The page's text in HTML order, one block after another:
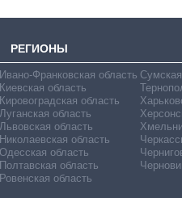
РЕГИОНЫ
Ивано-Франковская область
Киевская область
Кировоградская область
Луганская область
Львовская область
Николаевская область
Одесская область
Полтавская область
Ровенская область